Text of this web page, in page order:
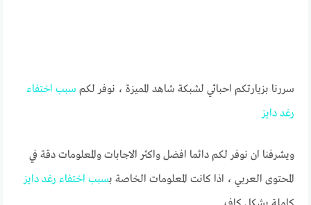
سررنا بزيارتكم احبائي لشبكة شاهد المميزة ، نوفر لكم سبب اختفاء
رغد دايز
ويشرفنا ان نوفر لكم دائما افضل واكثر الاجابات والمعلومات دقة في
المحتوى العربي ، اذا كانت المعلومات الخاصة بسبب اختفاء رغد دايز